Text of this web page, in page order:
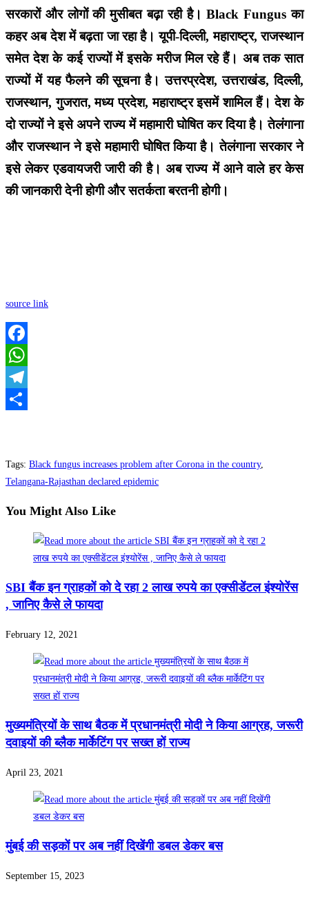
सरकारों और लोगों की मुसीबत बढ़ा रही है। Black Fungus का
कहर अब देश में बढ़ता जा रहा है। यूपी-दिल्ली, महाराष्ट्र, राजस्थान
समेत देश के कई राज्यों में इसके मरीज मिल रहे हैं। अब तक सात
राज्यों में यह फैलने की सूचना है। उत्तरप्रदेश, उत्तराखंड, दिल्ली,
राजस्थान, गुजरात, मध्य प्रदेश, महाराष्ट्र इसमें शामिल हैं। देश के
दो राज्यों ने इसे अपने राज्य में महामारी घोषित कर दिया है। तेलंगाना
और राजस्थान ने इसे महामारी घोषित किया है। तेलंगाना सरकार ने
इसे लेकर एडवायजरी जारी की है। अब राज्य में आने वाले हर केस
की जानकारी देनी होगी और सतर्कता बरतनी होगी।
source link
Facebook
WhatsApp
Telegram
Tags: Black fungus increases problem after Corona in the country,
Telangana-Rajasthan declared epidemic
You Might Also Like
SBI बैंक इन ग्राहकों को दे रहा 2 लाख रुपये का एक्सीडेंटल इंश्योरेंस
, जानिए कैसे ले फायदा
February 12, 2021
मुख्यमंत्रियों के साथ बैठक में प्रधानमंत्री मोदी ने किया आग्रह, जरूरी
दवाइयों की ब्लैक मार्केटिंग पर सख्त हों राज्य
April 23, 2021
मुंबई की सड़कों पर अब नहीं दिखेंगी डबल डेकर बस
September 15, 2023